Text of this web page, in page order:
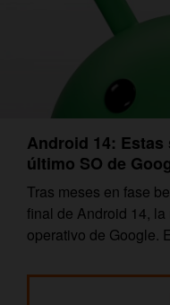
Android 14:
último SO de
Tras meses en fase
final de Android 14,
operativo de Google.